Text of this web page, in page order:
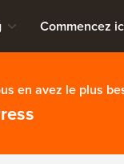
Commencez
en avez le plus